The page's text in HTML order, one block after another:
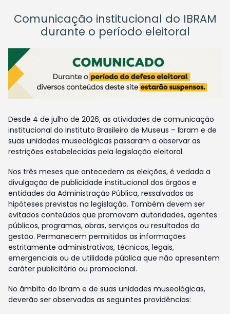
Comunicação institucional do IBRAM
durante o período eleitoral
Desde 4 de julho de 2026, as atividades de comunicação
institucional do Instituto Brasileiro de Museus – Ibram e de
suas unidades museológicas passaram a observar as
restrições estabelecidas pela legislação eleitoral.
Nos três meses que antecedem as eleições, é vedada a
divulgação de publicidade institucional dos órgãos e
entidades da Administração Pública, ressalvadas as
hipóteses previstas na legislação. Também devem ser
evitados conteúdos que promovam autoridades, agentes
públicos, programas, obras, serviços ou resultados da
gestão. Permanecem permitidas as informações
estritamente administrativas, técnicas, legais,
emergenciais ou de utilidade pública que não apresentem
caráter publicitário ou promocional.
No âmbito do Ibram e de suas unidades museológicas,
deverão ser observadas as seguintes providências: